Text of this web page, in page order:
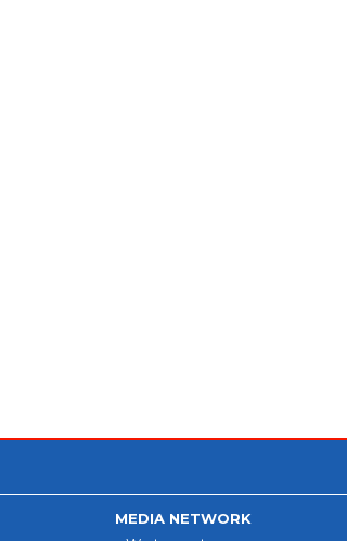
MEDIA NETWORK